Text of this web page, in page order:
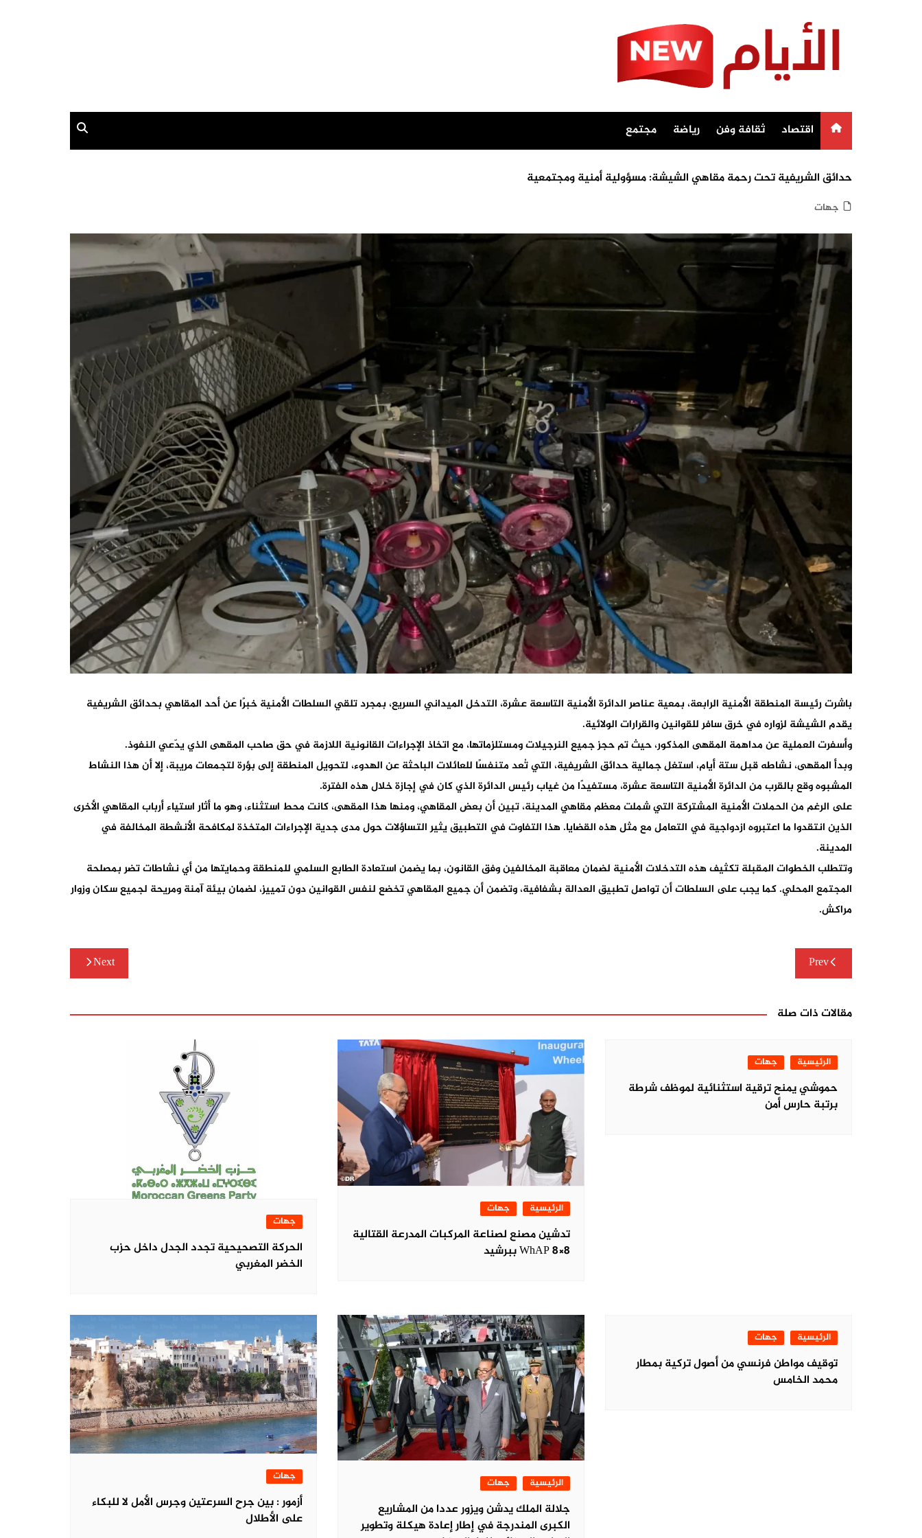
اقتصاد ثقافة وفن رياضة مجتمع
حدائق الشريفية تحت رحمة مقاهي الشيشة: مسؤولية أمنية ومجتمعية
جهات
باشرت رئيسة المنطقة الأمنية الرابعة، بمعية عناصر الدائرة الأمنية التاسعة عشرة، التدخل الميداني السريع، بمجرد تلقي السلطات الأمنية خبرًا عن أحد المقاهي بحدائق الشريفية
يقدم الشيشة لزواره في خرق سافر للقوانين والقرارات الولائية.
وأسفرت العملية عن مداهمة المقهى المذكور، حيث تم حجز جميع النرجيلات ومستلزماتها، مع اتخاذ الإجراءات القانونية اللازمة في حق صاحب المقهى الذي يدّعي النفوذ.
وبدأ المقهى، نشاطه قبل ستة أيام، استغل جمالية حدائق الشريفية، التي تُعد متنفسًا للعائلات الباحثة عن الهدوء، لتحويل المنطقة إلى بؤرة لتجمعات مريبة، إلا أن هذا النشاط
المشبوه وقع بالقرب من الدائرة الأمنية التاسعة عشرة، مستفيدًا من غياب رئيس الدائرة الذي كان في إجازة خلال هذه الفترة.
على الرغم من الحملات الأمنية المشتركة التي شملت معظم مقاهي المدينة، تبين أن بعض المقاهي، ومنها هذا المقهى، كانت محط استثناء، وهو ما أثار استياء أرباب المقاهي الأخرى
الذين انتقدوا ما اعتبروه ازدواجية في التعامل مع مثل هذه القضايا. هذا التفاوت في التطبيق يثير التساؤلات حول مدى جدية الإجراءات المتخذة لمكافحة الأنشطة المخالفة في
المدينة.
وتتطلب الخطوات المقبلة تكثيف هذه التدخلات الأمنية لضمان معاقبة المخالفين وفق القانون، بما يضمن استعادة الطابع السلمي للمنطقة وحمايتها من أي نشاطات تضر بمصلحة
المجتمع المحلي. كما يجب على السلطات أن تواصل تطبيق العدالة بشفافية، وتضمن أن جميع المقاهي تخضع لنفس القوانين دون تمييز، لضمان بيئة آمنة ومريحة لجميع سكان وزوار
مراكش.
تصفّح
المقالاتPrev
Next
مقالات ذات صلة
الرئيسية جهات
حموشي يمنح ترقية استثنائية لموظف شرطة
برتبة حارس أمن
الرئيسية جهات
تدشين مصنع لصناعة المركبات المدرعة القتالية
WhAP 8×8 ببرشيد
جهات
الحركة التصحيحية تجدد الجدل داخل حزب
الخضر المغربي
الرئيسية جهات
توقيف مواطن فرنسي من أصول تركية بمطار
محمد الخامس
الرئيسية جهات
جلالة الملك يدشن ويزور عددا من المشاريع
الكبرى المندرجة في إطار إعادة هيكلة وتطوير
جهات
أزمور : بين جرح السرعتين وجرس الأمل لا للبكاء
على الأطلال